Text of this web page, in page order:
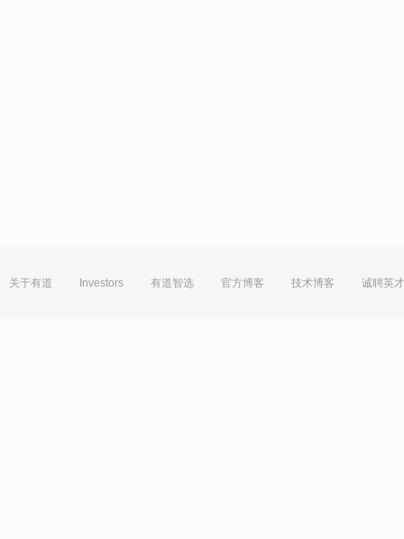
关于有道 Investors 有道智选 官方博客 技术博客 诚聘英才